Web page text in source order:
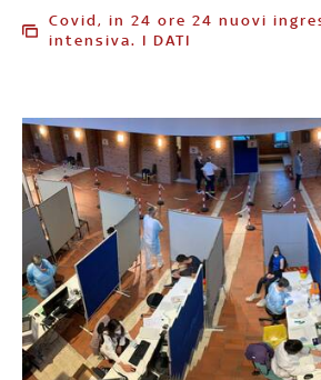
Covid, in 24 ore 24 nuovi ingressi in terapia
intensiva. I DATI